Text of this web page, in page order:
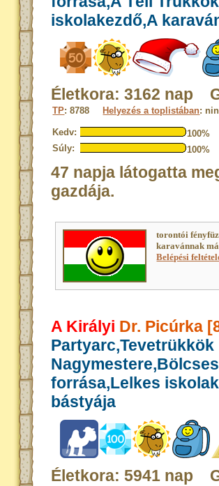
iskolakezdő,A
Életkora: 3162 nap
TP: 8788 Helyezés a toplistában:
Kedv:
100%
Súly:
100%
47 napja látogatta
gazdája.
torontói
karavánnak
Belépési
A Királyi Dr. Picúrka
Partyarc,Tevetrükkök
forrása,Lelkes
bástyája
Életkora: 5941 nap